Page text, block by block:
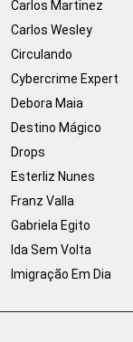
Carlos Martinez
Carlos Wesley
Circulando
Cybercrime Expert
Debora Maia
Destino Mágico
Drops
Esterliz Nunes
Franz Valla
Gabriela Egito
Ida Sem Volta
Imigração Em Dia